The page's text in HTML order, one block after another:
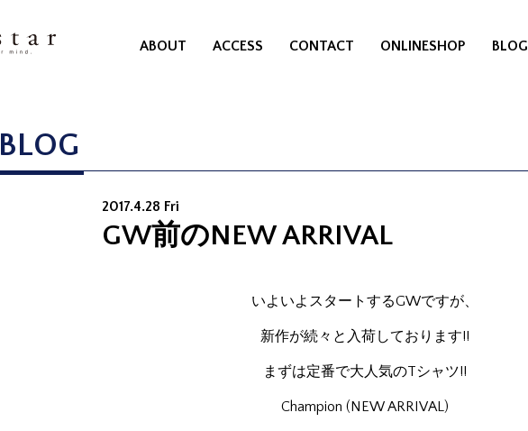
ABOUT ACCESS CONTACT ONLINESHOP BLOG
BLOG
2017.4.28 Fri
GW前のNEW ARRIVAL
いよいよスタートするGWですが、
新作が続々と入荷しております!!
まずは定番で大人気のTシャツ!!
Champion (NEW ARRIVAL)